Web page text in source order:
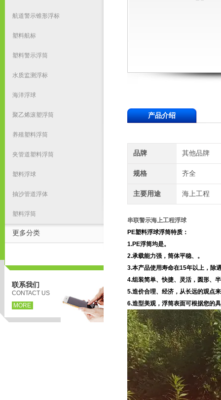
航道警示锥形浮标
塑料航标
塑料警示浮筒
水质监测浮标
海洋浮球
聚乙烯滚塑浮筒
养殖塑料浮筒
夹管道塑料浮筒
塑料浮球
抽沙管道浮体
塑料浮筒
更多分类
联系我们
CONTACT US
MORE
产品介绍
品牌 其他品牌
规格 齐全
主要用途 海上工程
串联警示海上工程浮球
PE塑料浮球浮筒特质：
1.PE浮筒均是。
2.承载能力强，筒体平稳、。
3.本产品使用寿命在15年以上，除
4.组装简单、快捷、灵活，圆形、
5.造价合理、经济，从长远的观点
6.造型美观，浮筒表面可根据您的